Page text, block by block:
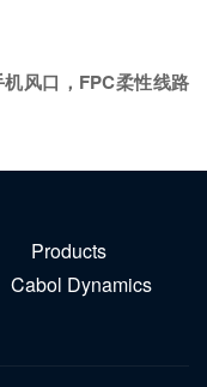
风口，FPC柔性线路
Products
Cabol Dynamics